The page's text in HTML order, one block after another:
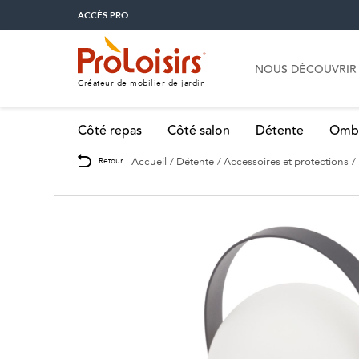
ACCÈS PRO
Créateur de mobilier de jardin
NOUS DÉCOUVRIR
Côté repas Côté salon Détente
Retour Accueil Détente Accessoires et protections